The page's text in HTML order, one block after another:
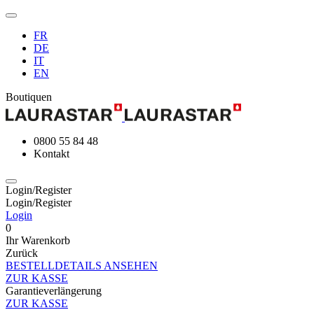
FR
DE
IT
EN
Boutiquen
0800 55 84 48
Kontakt
Login/Register
Login/Register
Login
0
Ihr Warenkorb
Zurück
BESTELLDETAILS ANSEHEN
ZUR KASSE
Garantieverlängerung
ZUR KASSE